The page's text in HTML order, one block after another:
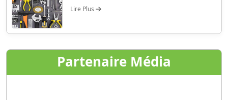
Lire Plus
Partenaire Média